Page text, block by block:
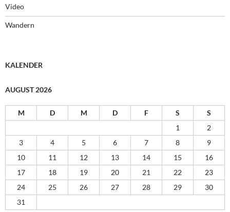
Video
Wandern
KALENDER
AUGUST 2026
M D M D F S
S
1
2
3
4 5 6 7 8
9
10
11 12 13 14 15
16
17
18 19 20 21 22
23
24
25 26 27 28 29
30
31